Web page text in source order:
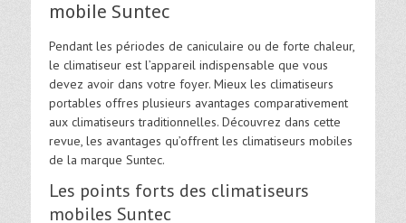
mobile Suntec
Pendant les périodes de caniculaire ou de forte chaleur,
le climatiseur est l’appareil indispensable que vous
devez avoir dans votre foyer. Mieux les climatiseurs
portables offres plusieurs avantages comparativement
aux climatiseurs traditionnelles. Découvrez dans cette
revue, les avantages qu’offrent les climatiseurs mobiles
de la marque Suntec.
Les points forts des climatiseurs
mobiles Suntec